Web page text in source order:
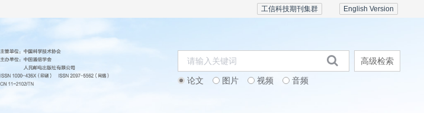
English Version
工信科技期刊集群
论文 图片 视频 音频
高级检索